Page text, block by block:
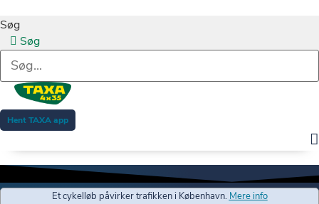
Søg
Søg
Hent TAXA app
Et cykelløb påvirker trafikken i København. Mere info